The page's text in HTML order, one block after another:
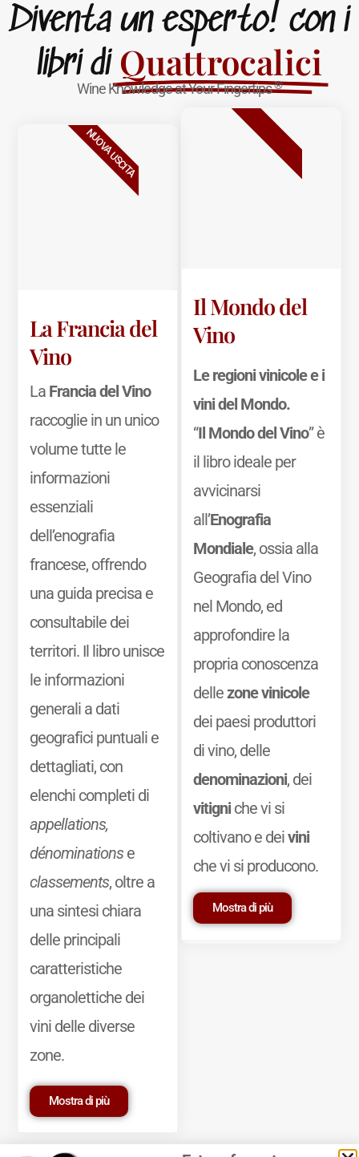
Diventa un esperto! con i
libri di Quattrocalici
Wine Knowledge at Your Fingertips®
La Francia del
Vino
La Francia del Vino
raccoglie in un unico
volume tutte le
informazioni
essenziali
dell’enografia
francese, offrendo
una guida precisa e
consultabile dei
territori. Il libro unisce
le informazioni
generali a dati
geografici puntuali e
dettagliati, con
elenchi completi di
appellations,
dénominationse
classements, oltre a
una sintesi chiara
delle principali
caratteristiche
organolettiche dei
vini delle diverse
zone.
Mostra di più
NUOVA USCITA
Il Mondo del
Vino
Le regioni vinicole e i
vini del Mondo.
“Il Mondo del Vino” è
il libro ideale per
avvicinarsi
all’Enografia
Mondiale, ossia alla
Geografia del Vino
nel Mondo, ed
approfondire la
propria conoscenza
dellezone vinicole
dei paesi produttori
di vino, delle
denominazioni, dei
vitigniche vi si
coltivano e deivini
che vi si producono.
Mostra di più
BESTSELLER